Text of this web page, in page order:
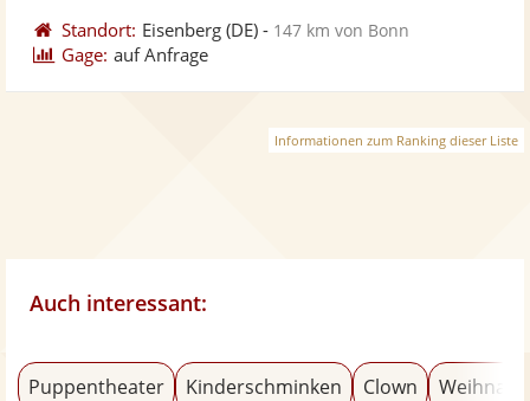
Standort: Eisenberg (DE) - 147 km von Bonn
Gage: auf Anfrage
Informationen zum Ranking dieser Liste
Auch interessant:
Puppentheater Kinderschminken Clown